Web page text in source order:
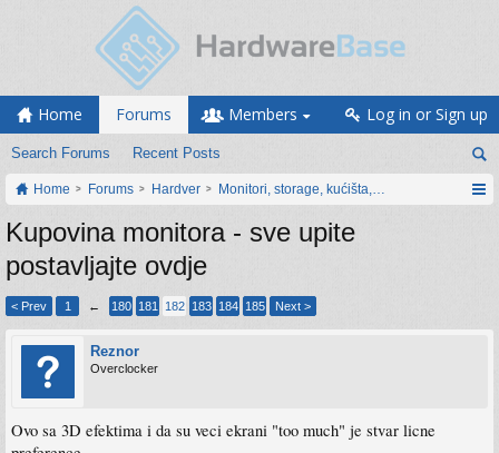
Home Forums
Search Forums Recent Posts
Members Log in or Sign up
Home Forums Hardver Monitori, storage, kućišta, periferija
Kupovina monitora - sve upite
postavljajte ovdje
< Prev 1 ← 180 181 182 183 184 185 Next >
Reznor
Overclocker
Ovo sa 3D efektima i da su veci ekrani "too much" je stvar licne